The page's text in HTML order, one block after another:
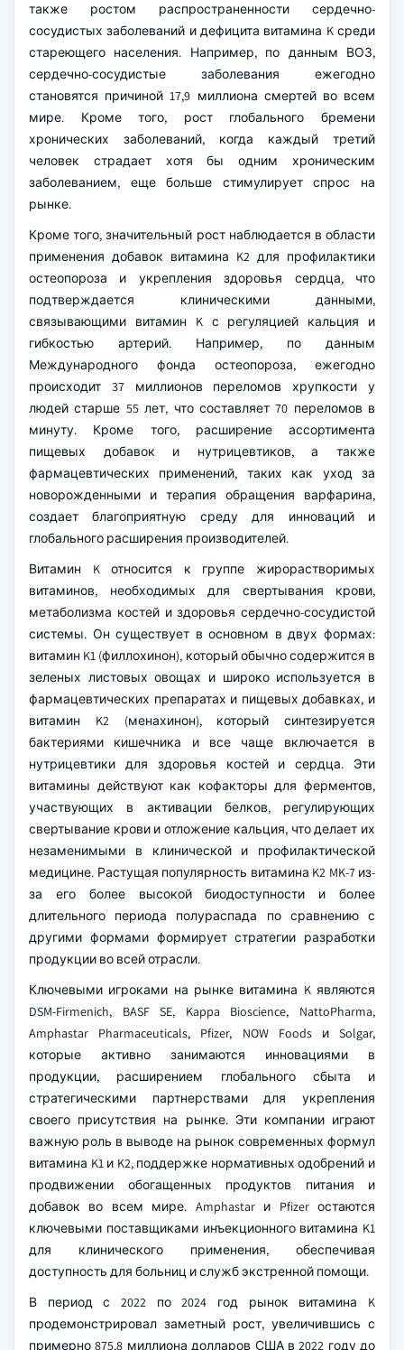
также ростом распространенности сердечно-
сосудистых заболеваний и дефицита витамина K среди
стареющего населения. Например, по данным ВОЗ,
сердечно-сосудистые заболевания ежегодно
становятся причиной 17,9 миллиона смертей во всем
мире. Кроме того, рост глобального бремени
хронических заболеваний, когда каждый третий
человек страдает хотя бы одним хроническим
заболеванием, еще больше стимулирует спрос на
рынке.
Кроме того, значительный рост наблюдается в области
применения добавок витамина K2 для профилактики
остеопороза и укрепления здоровья сердца, что
подтверждается клиническими данными,
связывающими витамин K с регуляцией кальция и
гибкостью артерий. Например, по данным
Международного фонда остеопороза, ежегодно
происходит 37 миллионов переломов хрупкости у
людей старше 55 лет, что составляет 70 переломов в
минуту. Кроме того, расширение ассортимента
пищевых добавок и нутрицевтиков, а также
фармацевтических применений, таких как уход за
новорожденными и терапия обращения варфарина,
создает благоприятную среду для инноваций и
глобального расширения производителей.
Витамин K относится к группе жирорастворимых
витаминов, необходимых для свертывания крови,
метаболизма костей и здоровья сердечно-сосудистой
системы. Он существует в основном в двух формах:
витамин K1 (филлохинон), который обычно содержится в
зеленых листовых овощах и широко используется в
фармацевтических препаратах и пищевых добавках, и
витамин K2 (менахинон), который синтезируется
бактериями кишечника и все чаще включается в
нутрицевтики для здоровья костей и сердца. Эти
витамины действуют как кофакторы для ферментов,
участвующих в активации белков, регулирующих
свертывание крови и отложение кальция, что делает их
незаменимыми в клинической и профилактической
медицине. Растущая популярность витамина K2 MK-7 из-
за его более высокой биодоступности и более
длительного периода полураспада по сравнению с
другими формами формирует стратегии разработки
продукции во всей отрасли.
Ключевыми игроками на рынке витамина K являются
DSM-Firmenich, BASF SE, Kappa Bioscience, NattoPharma,
Amphastar Pharmaceuticals, Pfizer, NOW Foods и Solgar,
которые активно занимаются инновациями в
продукции, расширением глобального сбыта и
стратегическими партнерствами для укрепления
своего присутствия на рынке. Эти компании играют
важную роль в выводе на рынок современных формул
витамина K1 и K2, поддержке нормативных одобрений и
продвижении обогащенных продуктов питания и
добавок во всем мире. Amphastar и Pfizer остаются
ключевыми поставщиками инъекционного витамина K1
для клинического применения, обеспечивая
доступность для больниц и служб экстренной помощи.
В период с 2022 по 2024 год рынок витамина K
продемонстрировал заметный рост, увеличившись с
примерно 875,8 миллиона долларов США в 2022 году до